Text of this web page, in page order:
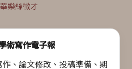
華樂絲徵才
術寫作電子報
、論文修改、投稿準備、期